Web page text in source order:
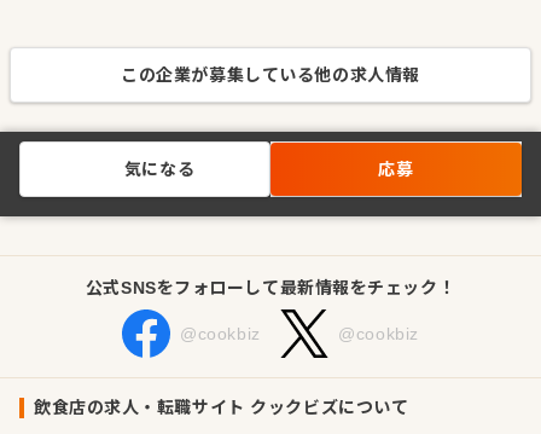
この企業が募集している他の求人情報
気になる 応募
公式SNSをフォローして最新情報をチェック！
@cookbiz @cookbiz
飲食店の求人・転職サイト クックビズについて